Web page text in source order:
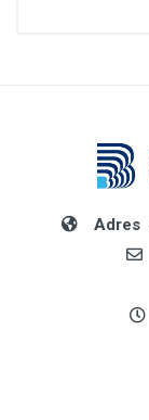
Adres